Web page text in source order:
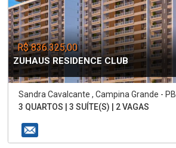
R$ 836.325,00
ZUHAUS RESIDENCE CLUB
Sandra Cavalcante , Campina Grande - PB
3 QUARTOS | 3 SUÍTE(S) | 2 VAGAS